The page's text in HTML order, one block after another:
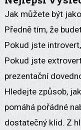
Jak můžete být
Předně tím, že
Pokud jste
Pokud jste
prezentační
Hledejte způsob,
pomáhá pořádné
dostatečný klid. Z